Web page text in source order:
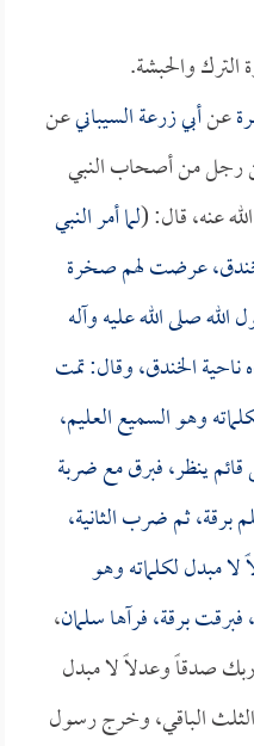
الترك والحبشة.
عنأبي زرعة السيبانيعن
رجل من أصحاب النبي
عنه، قال: (لما أمر النبي
عرضت لهم صخرة
صلى الله عليه وآله
الخندق، وقال: تمت
وهو السميع العليم،
قائم ينظر، فبرق مع ضربة
برقة، ثم ضرب الثانية،
مبدل لكلماته وهو
برقة، فرآهاسلمان،
صدقاً وعدلاً لا مبدل
الثلث الباقي، وخرج رسول